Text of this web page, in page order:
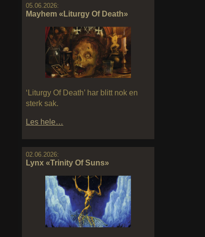
05.06.2026:
Mayhem «Liturgy Of Death»
‘Liturgy Of Death’ har blitt nok en
sterk sak.
Les hele…
02.06.2026:
Lynx «Trinity Of Suns»